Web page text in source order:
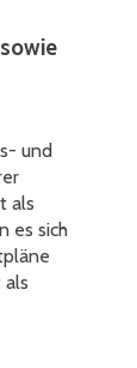
und
als
es sich